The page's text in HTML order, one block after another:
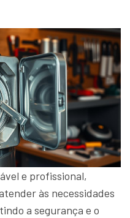
e profissional,
às necessidades
a segurança e o